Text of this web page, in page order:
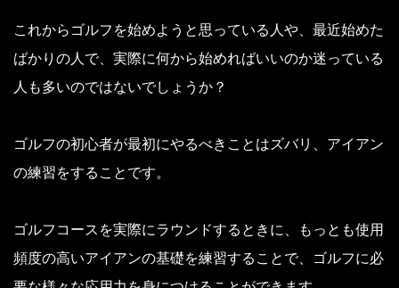
これからゴルフを始めようと思っている人や、最近始めた
ばかりの人で、実際に何から始めればいいのか迷っている
人も多いのではないでしょうか？
ゴルフの初心者が最初にやるべきことはズバリ、アイアン
の練習をすることです。
ゴルフコースを実際にラウンドするときに、もっとも使用
頻度の高いアイアンの基礎を練習することで、ゴルフに必